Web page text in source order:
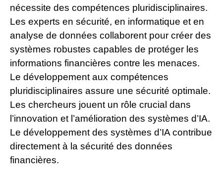
nécessite des compétences pluridisciplinaires.
Les experts en sécurité, en informatique et en
analyse de données collaborent pour créer des
systèmes robustes capables de protéger les
informations financières contre les menaces.
Le développement aux compétences
pluridisciplinaires assure une sécurité optimale.
Les chercheurs jouent un rôle crucial dans
l’innovation et l’amélioration des systèmes d’IA.
Le développement des systèmes d’IA contribue
directement à la sécurité des données
financières.